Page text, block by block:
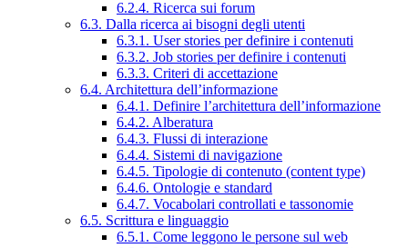
6.2.4. Ricerca sui forum
6.3. Dalla ricerca ai bisogni degli utenti
6.3.1. User stories per definire i contenuti
6.3.2. Job stories per definire i contenuti
6.3.3. Criteri di accettazione
6.4. Architettura dell’informazione
6.4.1. Definire l’architettura dell’informazione
6.4.2. Alberatura
6.4.3. Flussi di interazione
6.4.4. Sistemi di navigazione
6.4.5. Tipologie di contenuto (content type)
6.4.6. Ontologie e standard
6.4.7. Vocabolari controllati e tassonomie
6.5. Scrittura e linguaggio
6.5.1. Come leggono le persone sul web